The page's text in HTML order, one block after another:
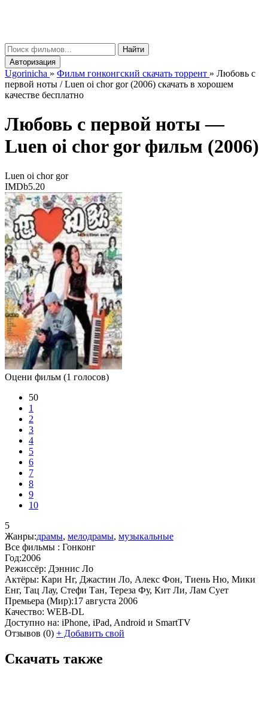
Найти
Авторизация
Ugorinicha » Фильм гонконгский скачать торрент » Любовь с
первой ноты / Luen oi chor gor (2006) скачать в хорошем
качестве бесплатно
Любовь с первой ноты —
Luen oi chor gorфильм (2006)
Luen oi chor gor
IMDb5.20
Оцени фильм (1 голосов)
50
1
2
3
4
5
6
7
8
9
10
5
Жанры:драмы, мелодрамы, музыкальные
Все фильмы : Гонконг
Год:2006
Режиссёр: Дэннис Ло
Актёры: Кари Нг, Джастин Ло, Алекс Фон, Тиень Ню, Мики
Енг, Тац Лау, Стефи Тан, Тереза Фу, Кит Ли, Лам Сует
Премьера (Мир):17 августа 2006
Качество: WEB-DL
Доступно на: iPhone, iPad, Android и SmartTV
Отзывов (0) + Добавить свой
Скачать также